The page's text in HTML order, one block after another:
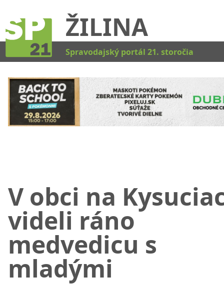
ŽILINA
Spravodajský portál 21. storočia
V obci na
videli ráno
medvedicu s
mladými